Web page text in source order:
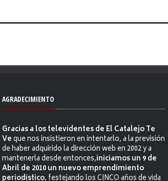
AGRADECIMIENTO
Gracias a los televidentes de El Catalejo Te
Veque nos insistieron en intentarlo, a la previsión
de haber adquirido la dirección web en 2002 y a
mantenerla desde entonces,iniciamos un 9 de
Abril de 2010 un nuevo emprendimiento